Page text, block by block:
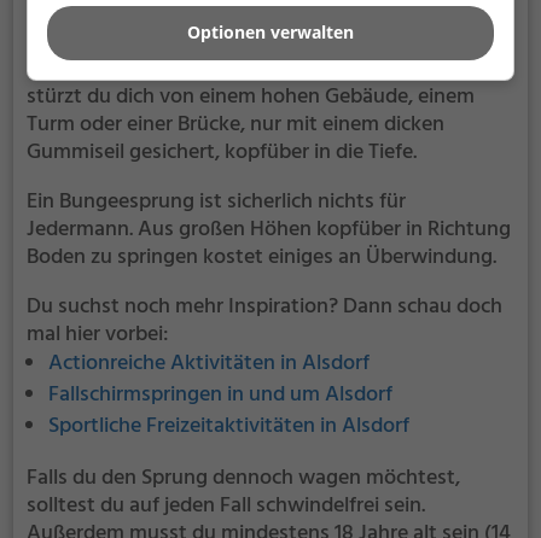
Bungeespringen in Alsdorf
Beim Bungee Jumping oder auch Bungeespringen
stürzt du dich von einem hohen Gebäude, einem
Turm oder einer Brücke, nur mit einem dicken
Gummiseil gesichert, kopfüber in die Tiefe.
Ein Bungeesprung ist sicherlich nichts für
Jedermann. Aus großen Höhen kopfüber in Richtung
Boden zu springen kostet einiges an Überwindung.
Du suchst noch mehr Inspiration? Dann schau doch
mal hier vorbei:
Actionreiche Aktivitäten in Alsdorf
Fallschirmspringen in und um Alsdorf
Sportliche Freizeitaktivitäten in Alsdorf
Falls du den Sprung dennoch wagen möchtest,
solltest du auf jeden Fall schwindelfrei sein.
Optionen verwalten